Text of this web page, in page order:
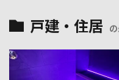
戸建・住居